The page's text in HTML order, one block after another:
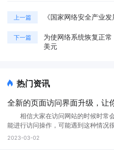
上一篇 《国家网络安全产业
下一篇
为使网络系统恢复正
美元
热门资讯
全新的页面访问界面升级，让
相信大家在访问网站的时候时常
能进行访问操作，可能遇到这种情况
互联网网页在正常使用过程中是不会
2023-03-02